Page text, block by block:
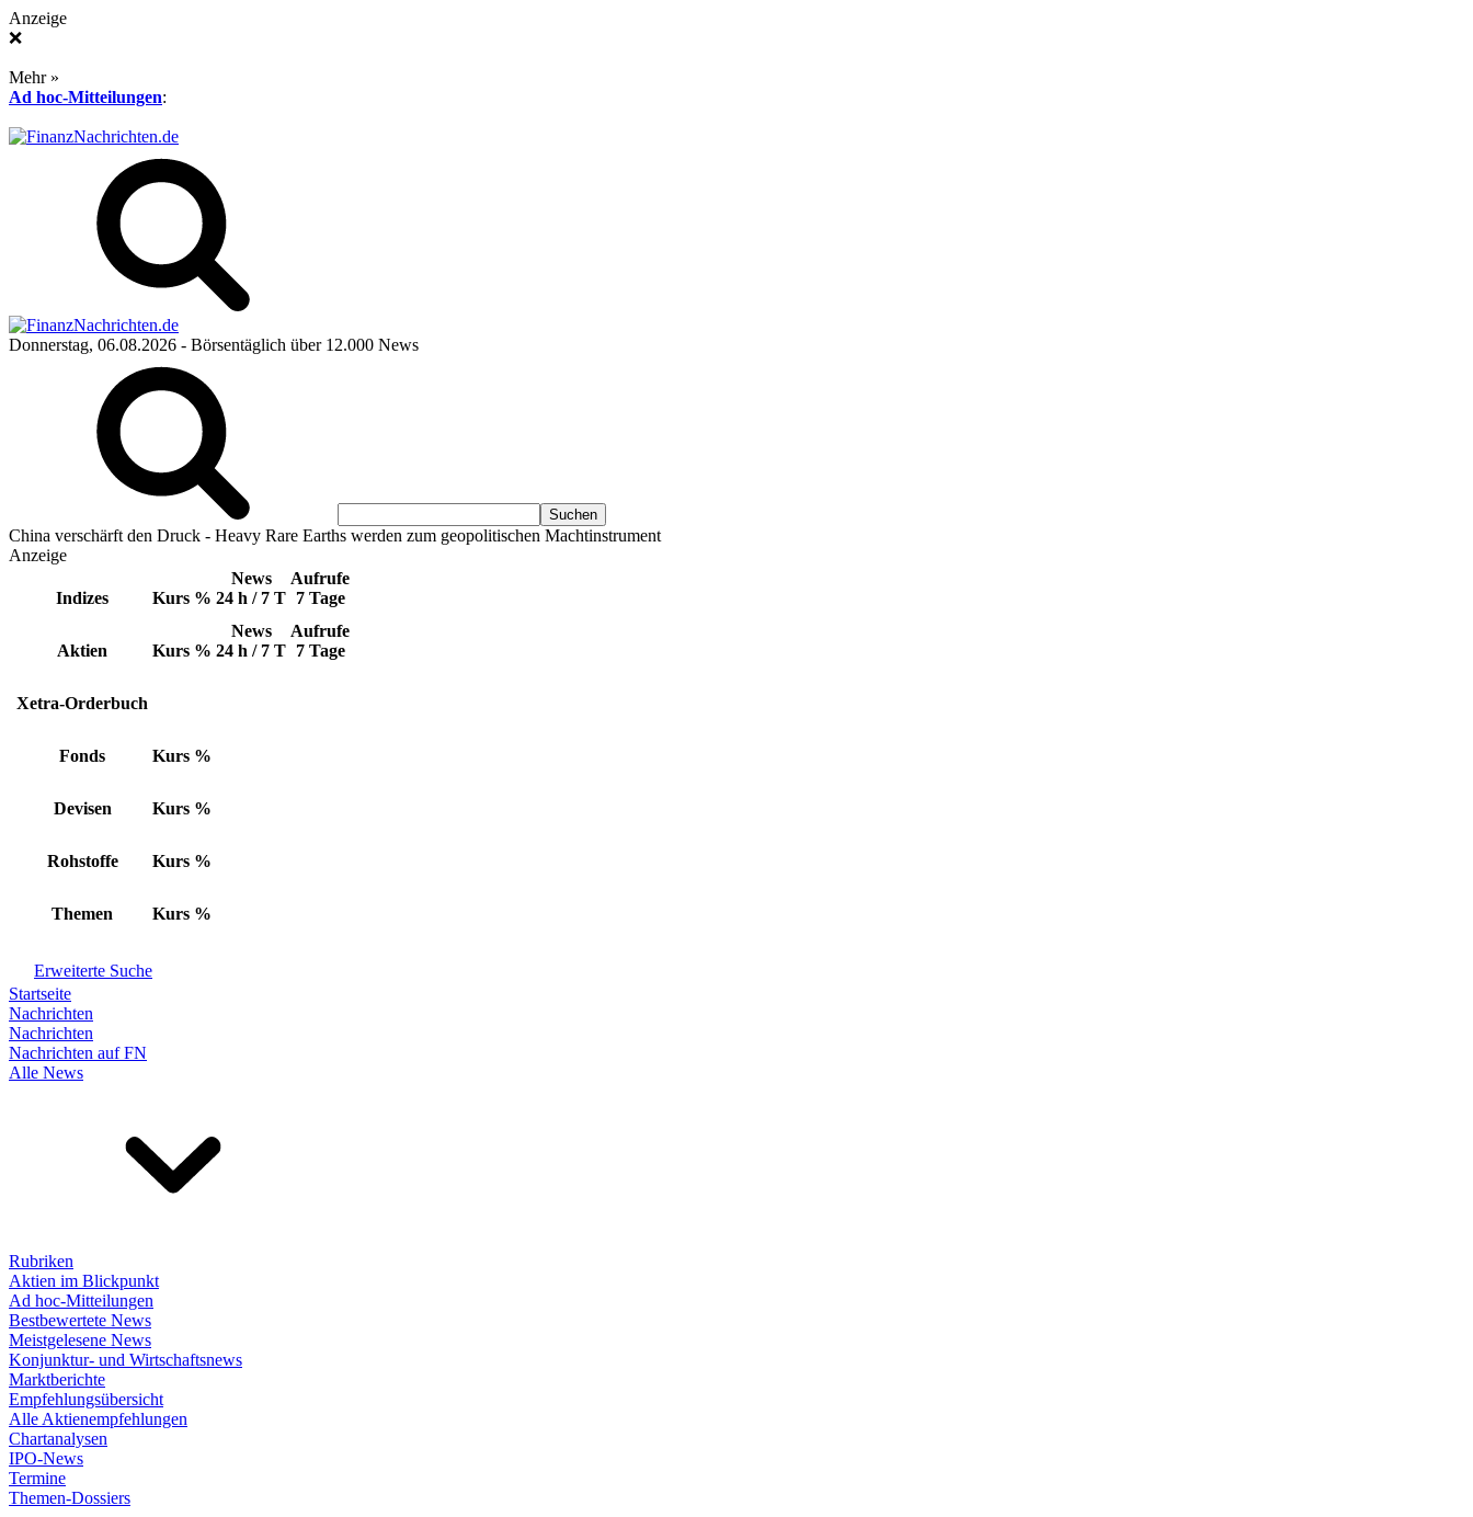
Anzeige
❌
Mehr »
Ad hoc-Mitteilungen:
Donnerstag, 06.08.2026 - Börsentäglich über 12.000 News
China verschärft den Druck - Heavy Rare Earths werden zum geopolitischen Machtinstrument
Anzeige
Indizes Kurs %
News
24 h / 7 T
Aufrufe
7 Tage
Aktien Kurs %
News
24 h / 7 T
Aufrufe
7 Tage
Xetra-Orderbuch
Fonds Kurs %
Devisen Kurs %
Rohstoffe Kurs %
Themen Kurs %
Erweiterte Suche
Startseite
Nachrichten
Nachrichten
Nachrichten auf FN
Alle News
Rubriken
Aktien im Blickpunkt
Ad hoc-Mitteilungen
Bestbewertete News
Meistgelesene News
Konjunktur- und Wirtschaftsnews
Marktberichte
Empfehlungsübersicht
Alle Aktienempfehlungen
Chartanalysen
IPO-News
Termine
Themen-Dossiers